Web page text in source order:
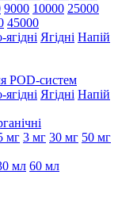
9000 10000 25000
45000
Ягідні Напій
POD-систем
Ягідні Напій
мг 3 мг 30 мг 50 мг
мл 60 мл